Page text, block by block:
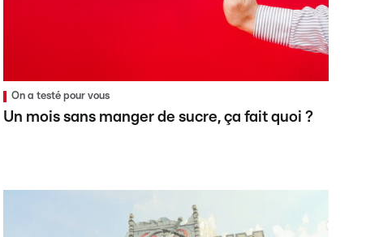
On a testé pour vous
Un mois sans manger de sucre, ça fait quoi ?